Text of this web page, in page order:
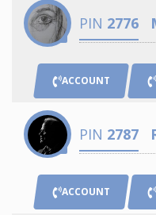
PIN 2776
ACCOUNT
PIN 2787
ACCOUNT